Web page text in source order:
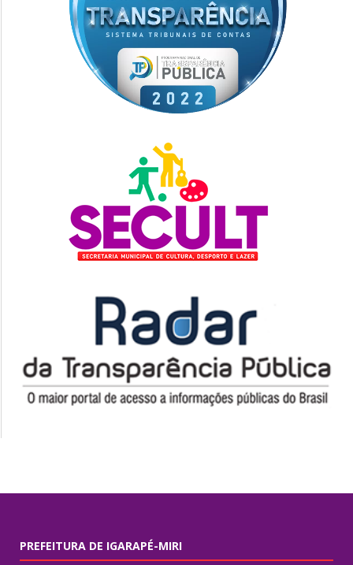
PREFEITURA DE IGARAPÉ-MIRI